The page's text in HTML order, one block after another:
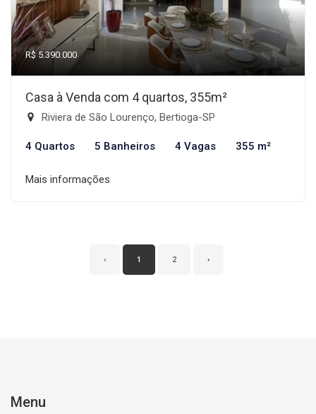
R$ 5.390.000
Casa à Venda com 4 quartos, 355m²
Riviera de São Lourenço, Bertioga-SP
4 Quartos 5 Banheiros 4 Vagas 355 m²
Mais informações
‹ 1 2 ›
Menu